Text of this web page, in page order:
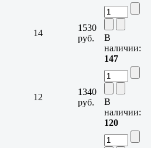
14
1530
руб.
В
наличии:
147
12
1340
руб.
В
наличии:
120